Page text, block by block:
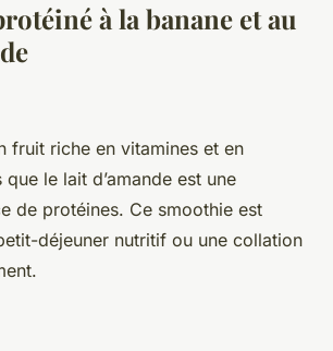
à la banane et au
fruit riche en vitamines et en
le lait d’amande est une
de protéines. Ce smoothie est
déjeuner nutritif ou une collation